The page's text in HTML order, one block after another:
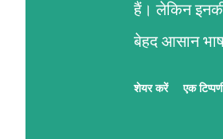
हैं। लेकिन
बेहद आसान
शेयर करें एक